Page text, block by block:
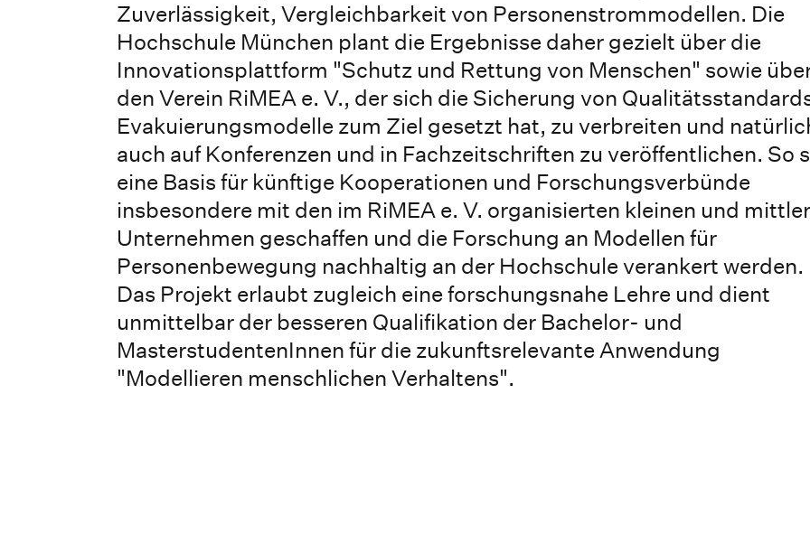
Zuverlässigkeit, Vergleichbarkeit von Personenstrommodellen. Die
Hochschule München plant die Ergebnisse daher gezielt über die
Innovationsplattform "Schutz und Rettung von Menschen" sowie
den Verein RiMEA e. V., der sich die Sicherung von
Evakuierungsmodelle zum Ziel gesetzt hat, zu verbreiten und
auch auf Konferenzen und in Fachzeitschriften zu veröffentlichen. So
eine Basis für künftige Kooperationen und Forschungsverbünde
insbesondere mit den im RiMEA e. V. organisierten kleinen und
Unternehmen geschaffen und die Forschung an Modellen für
Personenbewegung nachhaltig an der Hochschule verankert werden.
Das Projekt erlaubt zugleich eine forschungsnahe Lehre und dient
unmittelbar der besseren Qualifikation der Bachelor- und
MasterstudentenInnen für die zukunftsrelevante Anwendung
"Modellieren menschlichen Verhaltens".